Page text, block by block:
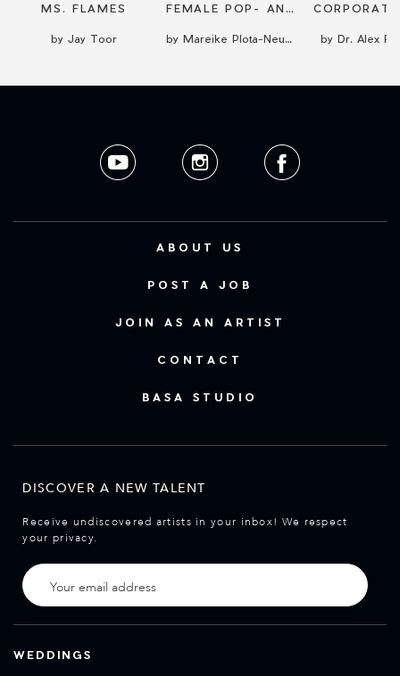
MS. FLAMES
by Jay Toor
FEMALE POP- AND JAZZ-SINGER WITH PIANO/FULL BAND
by Mareike Plota-Neumann by Dr. Alex
ABOUT US
POST A JOB
JOIN AS AN ARTIST
CONTACT
BASA STUDIO
DISCOVER A NEW TALENT
Receive undiscovered artists in your inbox! We respect
your privacy.
WEDDINGS